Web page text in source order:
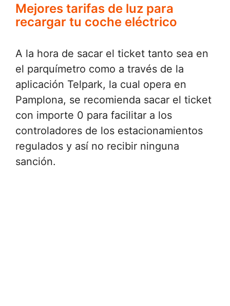
Mejores tarifas de luz para
recargar tu coche eléctrico
A la hora de sacar el ticket tanto sea en
el parquímetro como a través de la
aplicación Telpark, la cual opera en
Pamplona, se recomienda sacar el ticket
con importe 0 para facilitar a los
controladores de los estacionamientos
regulados y así no recibir ninguna
sanción.